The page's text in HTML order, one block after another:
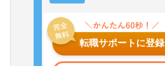
転職サポートに登録